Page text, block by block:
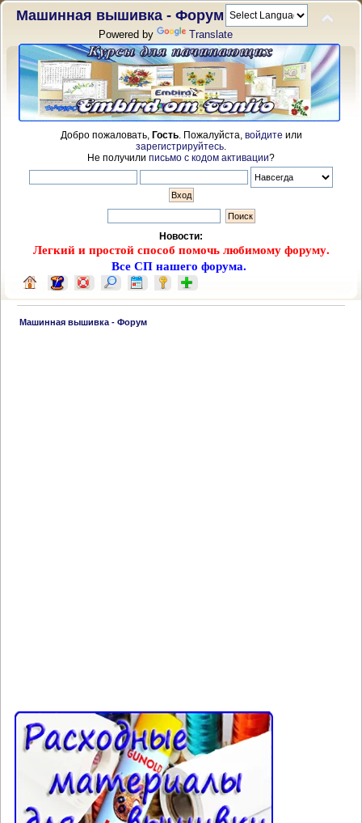
Машинная вышивка - Форум
Powered by Translate
Добро пожаловать, Гость. Пожалуйста, войдите или
зарегистрируйтесь
Не получили письмо с кодом активации?
Новости:
Легкий и простой способ помочь любимому форуму.
Все СП нашего форума.
Машинная вышивка - Форум